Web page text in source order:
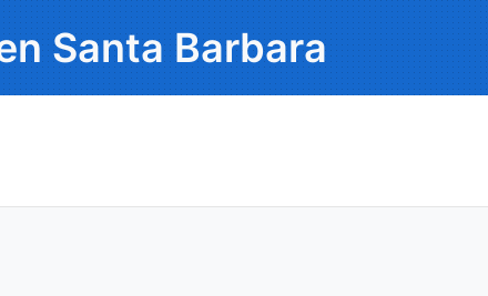
Santa Barbara